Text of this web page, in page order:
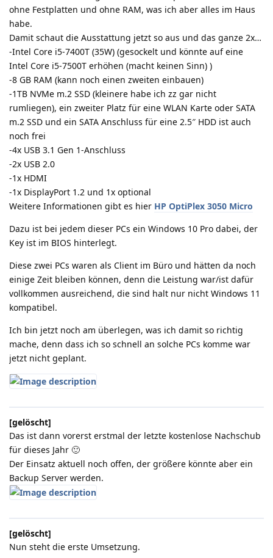
ohne Festplatten und ohne RAM, was ich aber alles im Haus
habe.
Damit schaut die Ausstattung jetzt so aus und das ganze 2x…
-Intel Core i5-7400T (35W) (gesockelt und könnte auf eine
Intel Core i5-7500T erhöhen (macht keinen Sinn) )
-8 GB RAM (kann noch einen zweiten einbauen)
-1TB NVMe m.2 SSD (kleinere habe ich zz gar nicht
rumliegen), ein zweiter Platz für eine WLAN Karte oder SATA
m.2 SSD und ein SATA Anschluss für eine 2.5″ HDD ist auch
noch frei
-4x USB 3.1 Gen 1-Anschluss
-2x USB 2.0
-1x HDMI
-1x DisplayPort 1.2 und 1x optional
Weitere Informationen gibt es hier HP OptiPlex 3050 Micro
Dazu ist bei jedem dieser PCs ein Windows 10 Pro dabei, der
Key ist im BIOS hinterlegt.
Diese zwei PCs waren als Client im Büro und hätten da noch
einige Zeit bleiben können, denn die Leistung war/ist dafür
vollkommen ausreichend, die sind halt nur nicht Windows 11
kompatibel.
Ich bin jetzt noch am überlegen, was ich damit so richtig
mache, denn dass ich so schnell an solche PCs komme war
jetzt nicht geplant.
[gelöscht]
Das ist dann vorerst erstmal der letzte kostenlose Nachschub
für dieses Jahr 🙂
Der Einsatz aktuell noch offen, der größere könnte aber ein
Backup Server werden.
[gelöscht]
Nun steht die erste Umsetzung.